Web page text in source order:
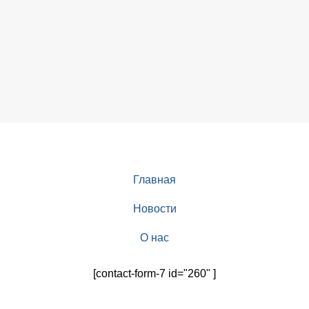
Главная
Новости
О нас
[contact-form-7 id="260" ]